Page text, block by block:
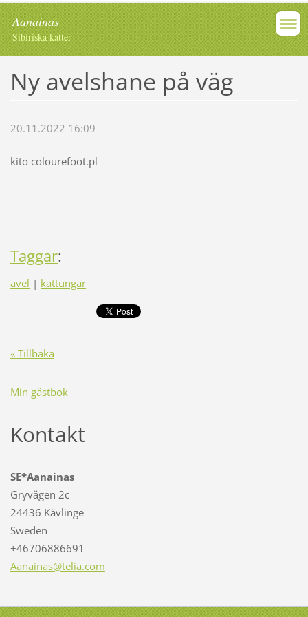
Aanainas
Sibiriska katter
Ny avelshane på väg
20.11.2022 16:09
kito colourefoot.pl
Taggar:
avel | kattungar
« Tillbaka
Min gästbok
Kontakt
SE*Aanainas
Gryvägen 2c
24436 Kävlinge
Sweden
+46706886691
Aanainas@telia.com